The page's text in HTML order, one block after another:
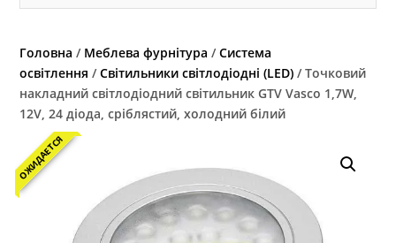
Головна / Меблева фурнітура /Система
освітлення /Світильники світлодіодні (LED) / Точковий
накладний світлодіодний світильник GTV Vasco 1,7W,
12V, 24 діода, сріблястий, холодний білий
ОЖИДАЕТСЯ